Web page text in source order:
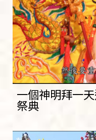
一個神明拜一
祭典